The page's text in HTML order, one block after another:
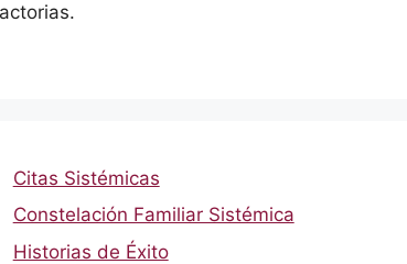
Citas Sistémicas
Constelación Familiar Sistémica
Historias de Éxito